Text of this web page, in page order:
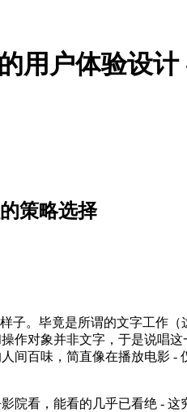
用户体验设计
策略选择
子。毕竟是所谓的文字工作
作对象并非文字，于是说唱
间百味，简直像在播放电影
院看，能看的几乎已看绝 -